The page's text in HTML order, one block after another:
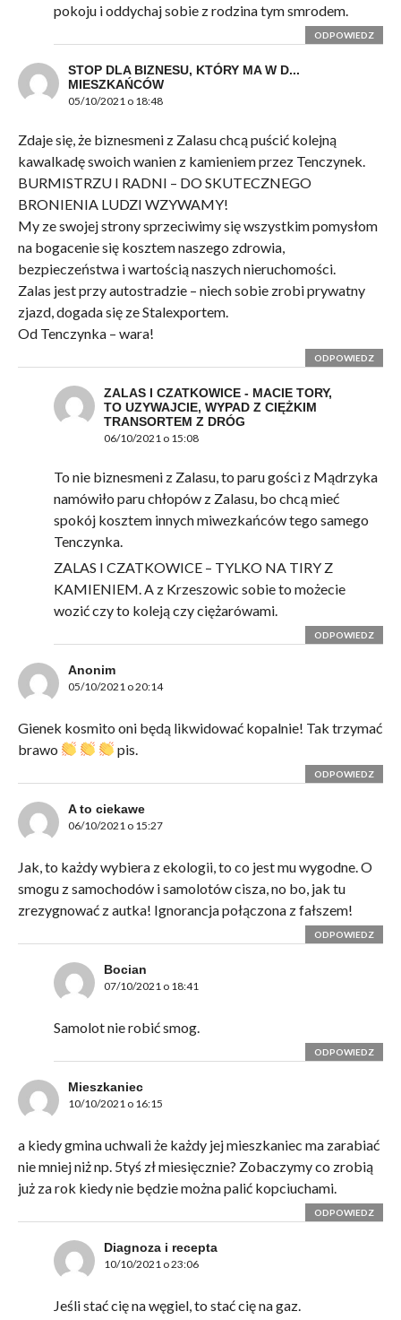
pokoju i oddychaj sobie z rodzina tym smrodem.
ODPOWIEDZ
STOP DLA BIZNESU, KTÓRY MA W D...
MIESZKAŃCÓW
05/10/2021 o 18:48
Zdaje się, że biznesmeni z Zalasu chcą puścić kolejną
kawalkadę swoich wanien z kamieniem przez Tenczynek.
BURMISTRZU I RADNI – DO SKUTECZNEGO
BRONIENIA LUDZI WZYWAMY!
My ze swojej strony sprzeciwimy się wszystkim pomysłom
na bogacenie się kosztem naszego zdrowia,
bezpieczeństwa i wartością naszych nieruchomości.
Zalas jest przy autostradzie – niech sobie zrobi prywatny
zjazd, dogada się ze Stalexportem.
Od Tenczynka – wara!
ODPOWIEDZ
ZALAS I CZATKOWICE - MACIE TORY,
TO UZYWAJCIE, WYPAD Z CIĘŻKIM
TRANSORTEM Z DRÓG
06/10/2021 o 15:08
To nie biznesmeni z Zalasu, to paru gości z Mądrzyka
namówiło paru chłopów z Zalasu, bo chcą mieć
spokój kosztem innych miwezkańców tego samego
Tenczynka.
ZALAS I CZATKOWICE – TYLKO NA TIRY Z
KAMIENIEM. A z Krzeszowic sobie to możecie
wozić czy to koleją czy ciężarówami.
ODPOWIEDZ
Anonim
05/10/2021 o 20:14
Gienek kosmito oni będą likwidować kopalnie! Tak trzymać
brawo
pis.
ODPOWIEDZ
A to ciekawe
06/10/2021 o 15:27
Jak, to każdy wybiera z ekologii, to co jest mu wygodne. O
smogu z samochodów i samolotów cisza, no bo, jak tu
zrezygnować z autka! Ignorancja połączona z fałszem!
ODPOWIEDZ
Bocian
07/10/2021 o 18:41
Samolot nie robić smog.
ODPOWIEDZ
Mieszkaniec
10/10/2021 o 16:15
a kiedy gmina uchwali że każdy jej mieszkaniec ma zarabiać
nie mniej niż np. 5tyś zł miesięcznie? Zobaczymy co zrobią
już za rok kiedy nie będzie można palić kopciuchami.
ODPOWIEDZ
Diagnoza i recepta
10/10/2021 o 23:06
Jeśli stać cię na węgiel, to stać cię na gaz.